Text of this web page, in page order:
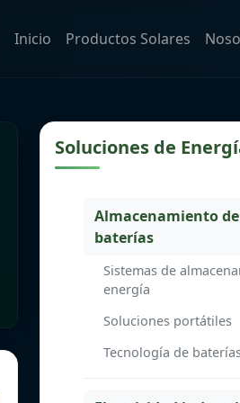
Inicio Productos Solares
Soluciones de
Almacenamiento
baterías
Sistemas de
energía
Soluciones portátiles
Tecnología de